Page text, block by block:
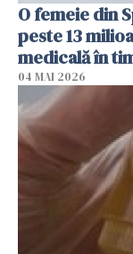
O femeie din
peste 13
medicală în
04 MAI 2026